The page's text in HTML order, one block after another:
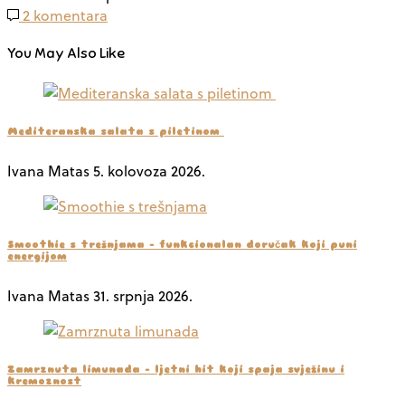
2 komentara
You May Also Like
Mediteranska salata s piletinom
Ivana Matas5. kolovoza 2026.
Smoothie s trešnjama – funkcionalan doručak koji puni
energijom
Ivana Matas31. srpnja 2026.
Zamrznuta limunada – ljetni hit koji spaja svježinu i
kremoznost